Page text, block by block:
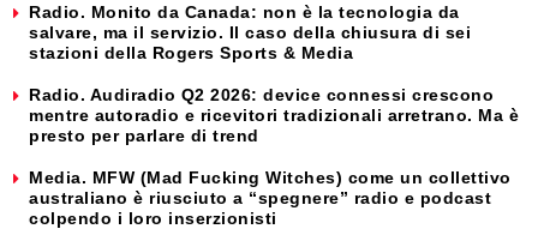
Radio. Monito da Canada: non è la tecnologia da
salvare, ma il servizio. Il caso della chiusura di sei
stazioni della Rogers Sports & Media
Radio. Audiradio Q2 2026: device connessi crescono
mentre autoradio e ricevitori tradizionali arretrano. Ma è
presto per parlare di trend
Media. MFW (Mad Fucking Witches) come un collettivo
australiano è riusciuto a “spegnere” radio e podcast
colpendo i loro inserzionisti